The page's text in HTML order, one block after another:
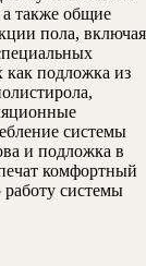
также общие
пола, включая
как подложка из
системы
и подложка в
комфортный
системы